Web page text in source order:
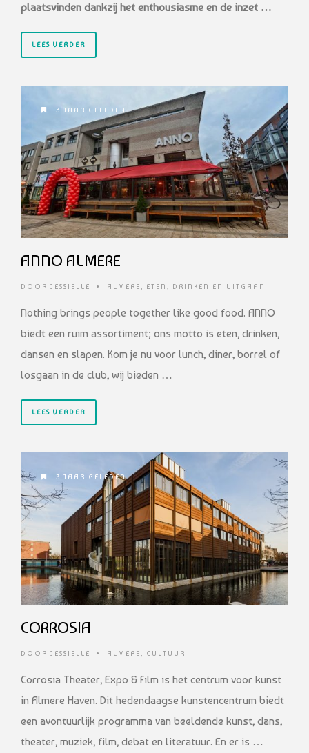
plaatsvinden dankzij het enthousiasme en de inzet …
LEES VERDER
3 JAAR GELEDEN
ANNO ALMERE
DOOR JESSIELLE • ALMERE, ETEN, DRINKEN EN UITGAAN
Nothing brings people together like good food. ANNO
biedt een ruim assortiment; ons motto is eten, drinken,
dansen en slapen. Kom je nu voor lunch, diner, borrel of
losgaan in de club, wij bieden …
LEES VERDER
3 JAAR GELEDEN
CORROSIA
DOOR JESSIELLE • ALMERE, CULTUUR
Corrosia Theater, Expo & Film is het centrum voor kunst
in Almere Haven. Dit hedendaagse kunstencentrum biedt
een avontuurlijk programma van beeldende kunst, dans,
theater, muziek, film, debat en literatuur. En er is …